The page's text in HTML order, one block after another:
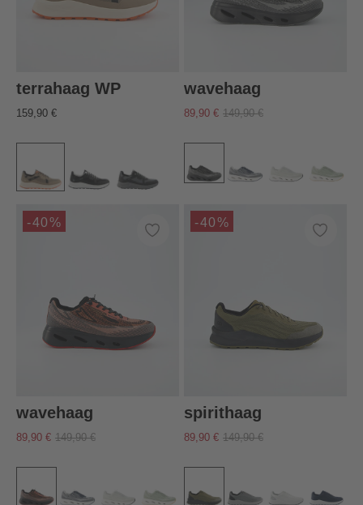
terrahaag WP
159,90 €
wavehaag
89,90 € 149,90 €
-40%
wavehaag
89,90 € 149,90 €
-40%
spirithaag
89,90 € 149,90 €